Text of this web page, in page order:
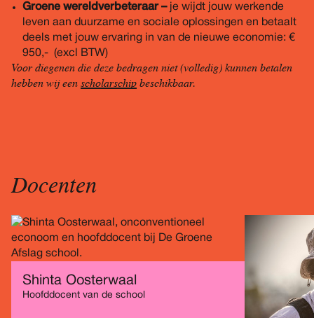
Groene wereldverbeteraar – je wijdt jouw werkende
leven aan duurzame en sociale oplossingen en betaalt
deels met jouw ervaring in van de nieuwe economie: €
950,- (excl BTW)
Voor diegenen die deze bedragen niet (volledig) kunnen betalen
hebben wij een scholarschip beschikbaar.
Docenten
Shinta Oosterwaal
Hoofddocent van de school